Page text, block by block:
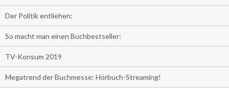
Der Politik entliehen:
So macht man einen Buchbestseller:
TV-Konsum 2019
Megatrend der Buchmesse: Hörbuch-Streaming!